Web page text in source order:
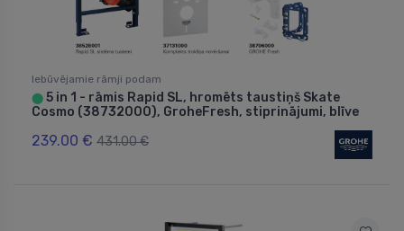
Iebūvējamie rāmji podam
⬤ 5 in 1 - rāmis Rapid SL, hromēts taustiņš Skate
Cosmo (38732000), GroheFresh, stiprinājumi, blīve
239.00 € 431.00 €